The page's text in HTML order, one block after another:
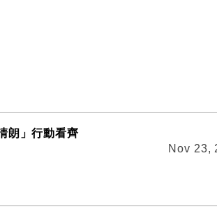
朗」行動看齊
Nov 23,